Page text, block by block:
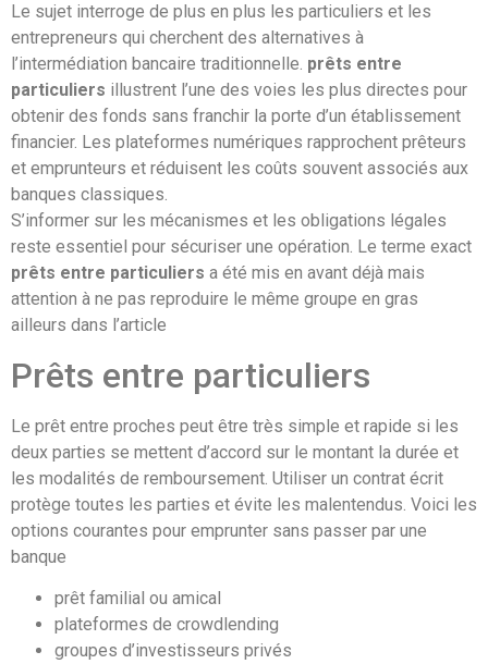
Le sujet interroge de plus en plus les particuliers et les
entrepreneurs qui cherchent des alternatives à
l’intermédiation bancaire traditionnelle. prêts entre
particuliers illustrent l’une des voies les plus directes pour
obtenir des fonds sans franchir la porte d’un établissement
financier. Les plateformes numériques rapprochent prêteurs
et emprunteurs et réduisent les coûts souvent associés aux
banques classiques.
S’informer sur les mécanismes et les obligations légales
reste essentiel pour sécuriser une opération. Le terme exact
prêts entre particuliers a été mis en avant déjà mais
attention à ne pas reproduire le même groupe en gras
ailleurs dans l’article
Prêts entre particuliers
Le prêt entre proches peut être très simple et rapide si les
deux parties se mettent d’accord sur le montant la durée et
les modalités de remboursement. Utiliser un contrat écrit
protège toutes les parties et évite les malentendus. Voici les
options courantes pour emprunter sans passer par une
banque
prêt familial ou amical
plateformes de crowdlending
groupes d’investisseurs privés